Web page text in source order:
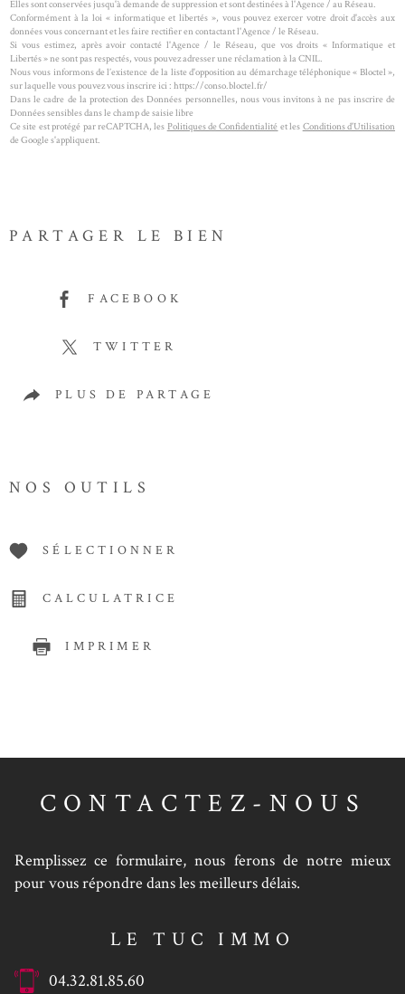
Elles sont conservées jusqu'à demande de suppression et sont destinées à l'Agence / au Réseau.
Conformément à la loi « informatique et libertés », vous pouvez exercer votre droit d'accès aux
données vous concernant et les faire rectifier en contactant l'Agence / le Réseau.
Si vous estimez, après avoir contacté l'Agence / le Réseau, que vos droits « Informatique et
Libertés » ne sont pas respectés, vous pouvez adresser une réclamation à la CNIL.
Nous vous informons de l’existence de la liste d'opposition au démarchage téléphonique « Bloctel »,
sur laquelle vous pouvez vous inscrire ici : https://conso.bloctel.fr/
Dans le cadre de la protection des Données personnelles, nous vous invitons à ne pas inscrire de
Données sensibles dans le champ de saisie libre
Ce site est protégé par reCAPTCHA, les Politiques de Confidentialité et les Conditions d'Utilisation
de Google s'appliquent.
PARTAGER LE BIEN
FACEBOOK
TWITTER
PLUS DE PARTAGE
NOS OUTILS
SÉLECTIONNER
CALCULATRICE
IMPRIMER
CONTACTEZ-NOUS
Remplissez ce formulaire, nous ferons de notre mieux
pour vous répondre dans les meilleurs délais.
LE TUC IMMO
04.32.81.85.60